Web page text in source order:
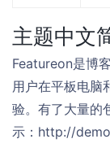
主题中文
Featureon是博
用户在平板电脑
验。有了大量的
示：http://